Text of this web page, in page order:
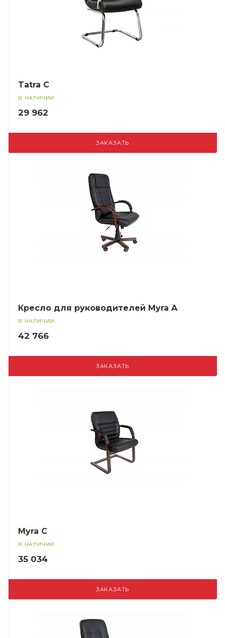
Tatra C
В НАЛИЧИИ
29 962
ЗАКАЗАТЬ
Кресло для руководителей Myra A
В НАЛИЧИИ
42 766
ЗАКАЗАТЬ
Myra C
В НАЛИЧИИ
35 034
ЗАКАЗАТЬ